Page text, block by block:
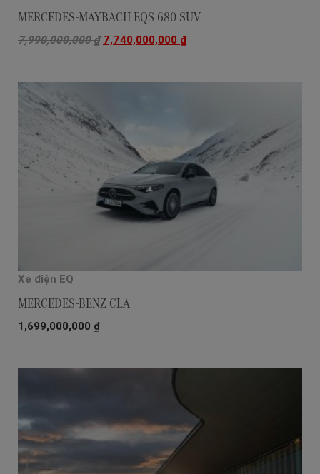
MERCEDES-MAYBACH EQS 680 SUV
7,990,000,000₫ 7,740,000,000 ₫
Xe điện EQ
MERCEDES-BENZ CLA
1,699,000,000 ₫